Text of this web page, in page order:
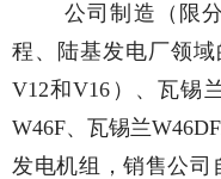
公司制造（限分
程、陆基发电厂领域
V12和V16）、瓦锡
W46F、瓦锡兰
发电机组，销售公司